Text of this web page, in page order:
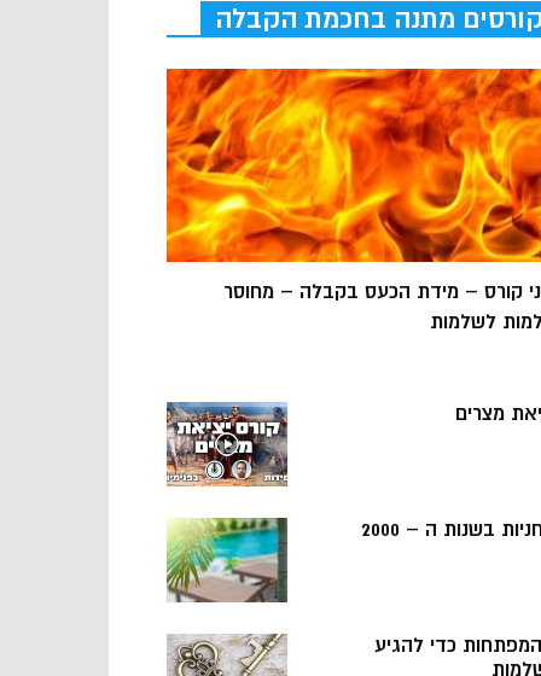
קורסים מתנה בחכמת הקבלה
קורס – מידת הכעס בקבלה – מחוסר
לשלמות
מצרים
בשנות ה – 2000
5 המפתחות כדי להגיע